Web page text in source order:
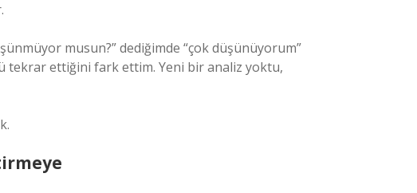
musun?” dediğimde “çok düşünüyorum”
tekrar ettiğini fark ettim. Yeni bir analiz yoktu,